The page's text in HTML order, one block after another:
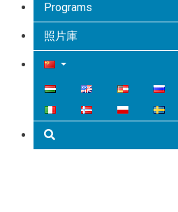
Programs
照片庫